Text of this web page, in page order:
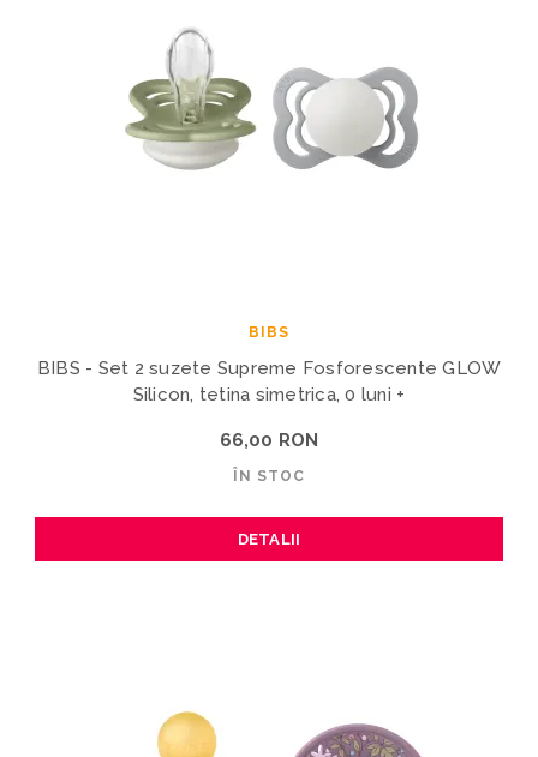
BIBS
BIBS - Set 2 suzete Supreme Fosforescente GLOW
Silicon, tetina simetrica, 0 luni +
66,00 RON
ÎN STOC
DETALII